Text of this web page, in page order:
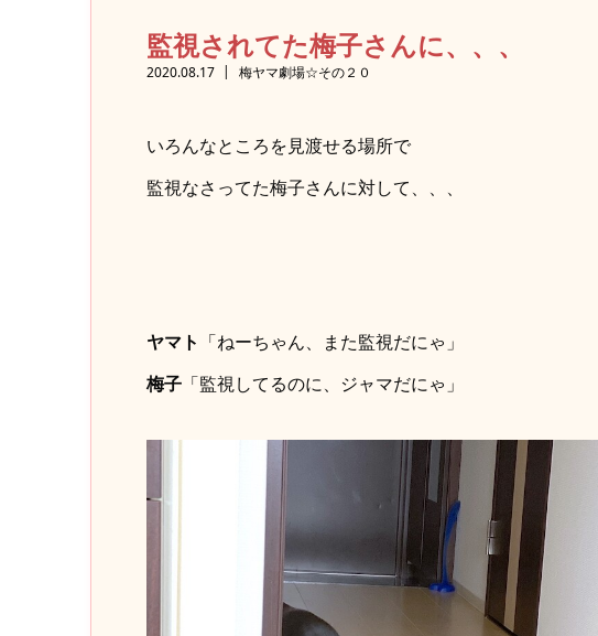
監視されてた梅子さんに、、、
2020.08.17 梅ヤマ劇場☆その２０
いろんなところを見渡せる場所で
監視なさってた梅子さんに対して、、、
ヤマト 「ねーちゃん、また監視だにゃ」
梅子「監視してるのに、ジャマだにゃ」